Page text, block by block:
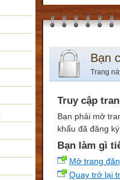
Bạn
Trang
Truy cập
Bạn phải mở
khẩu đã đăng
Bạn làm gì
Mở trang
Quay trở lại